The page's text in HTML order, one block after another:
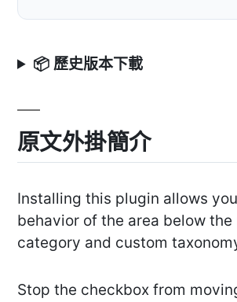
📦 歷史版本下載
原文外掛簡介
Installing this plugin allows
behavior of the area below
category and custom
Stop the checkbox from